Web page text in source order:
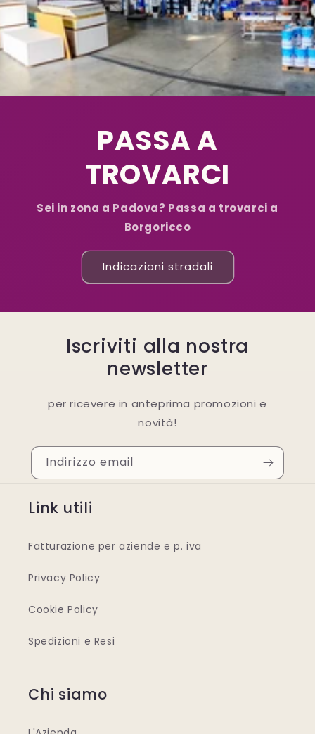
PASSA A
TROVARCI
Sei in zona a Padova? Passa a trovarci a
Borgoricco
Indicazioni stradali
Iscriviti alla nostra
newsletter
per ricevere in anteprima promozioni e
novità!
Indirizzo email
Link utili
Fatturazione per aziende e p. iva
Privacy Policy
Cookie Policy
Spedizioni e Resi
Chi siamo